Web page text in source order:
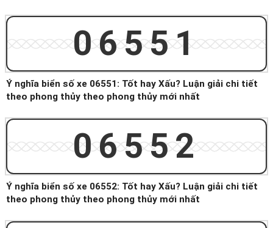
06551
Ý nghĩa biển số xe 06551: Tốt hay Xấu? Luận giải chi tiết
theo phong thủy theo phong thủy mới nhất
06552
Ý nghĩa biển số xe 06552: Tốt hay Xấu? Luận giải chi tiết
theo phong thủy theo phong thủy mới nhất